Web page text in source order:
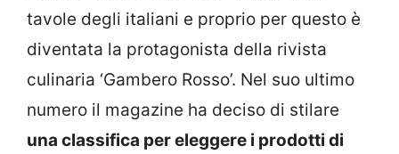
tavole degli italiani e proprio per questo è
diventata la protagonista della rivista
culinaria ‘Gambero Rosso’. Nel suo ultimo
numero il magazine ha deciso di stilare
una classifica per eleggere i prodotti di